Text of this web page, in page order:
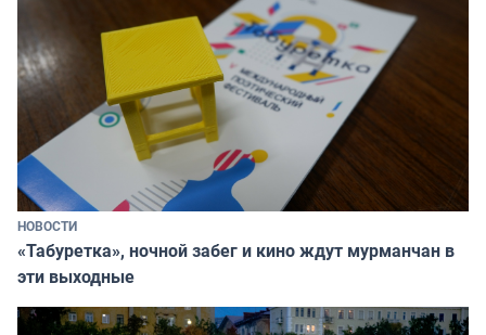
НОВОСТИ
«Табуретка», ночной забег и кино ждут мурманчан в
эти выходные